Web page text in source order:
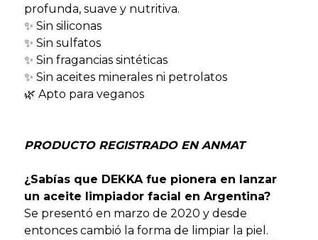
profunda, suave y nutritiva.
✨ Sin siliconas
✨ Sin sulfatos
✨ Sin fragancias sintéticas
✨ Sin aceites minerales ni petrolatos
🌿 Apto para veganos
PRODUCTO REGISTRADO EN ANMAT
¿Sabías que DEKKA fue pionera en lanzar
un aceite limpiador facial en Argentina?
Se presentó en marzo de 2020 y desde
entonces cambió la forma de limpiar la piel.